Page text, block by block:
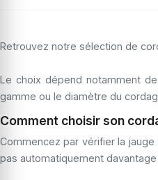
Retrouvez notre sélection de
Le choix dépend notamment
gamme ou le diamètre du
Comment choisir son
Commencez par vérifier la
pas automatiquement